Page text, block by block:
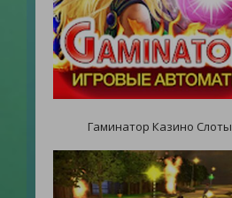
Гаминатор Казино Слоты